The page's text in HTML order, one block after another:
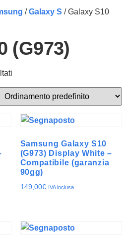
/Galaxy S / Galaxy S10
(G973)
Samsung Galaxy S10
(G973) Display White –
Compatibile (garanzia
90gg)
149,00€ IVA inclusa